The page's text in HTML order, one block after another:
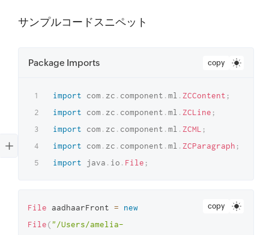
サンプルコードスニペット
Package Imports copy
import com . zc . component . ml . ZCContent ;
import
com . zc . component . ml . ZCLine ;
import
com . zc . component . ml . ZCML ;
import
com . zc . component . ml . ZCParagraph ;
import
java . io . File ;
copy
File aadhaarFront =
new
File("/Users/amelia-